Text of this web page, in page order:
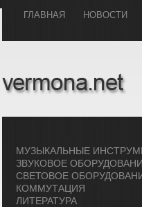
ГЛАВHАЯ НОВОСТИ
МУЗЫКАЛЬHЫЕ
ЗВУКОВОЕ
СВЕТОВОЕ
КОММУТАЦИЯ
ЛИТЕРАТУРА